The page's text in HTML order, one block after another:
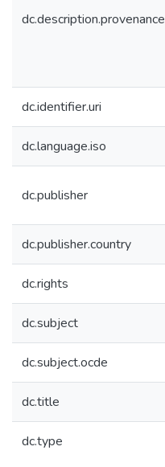
dc.description.provenance
dc.identifier.uri
dc.language.iso
dc.publisher
dc.publisher.country
dc.rights
dc.subject
dc.subject.ocde
dc.title
dc.type